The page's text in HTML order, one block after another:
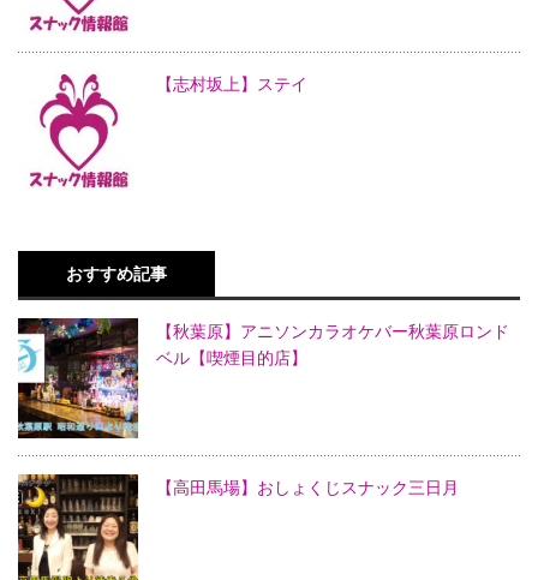
【志村坂上】ステイ
おすすめ記事
【秋葉原】アニソンカラオケバー秋葉原ロンド
ベル【喫煙目的店】
【高田馬場】おしょくじスナック三日月